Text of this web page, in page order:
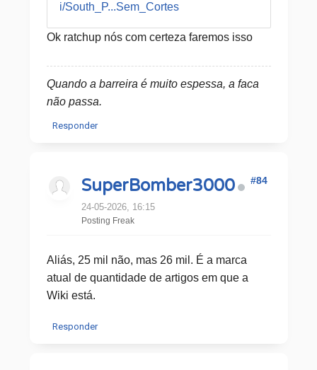
i/South_P...Sem_Cortes
Ok ratchup nós com certeza faremos isso
Quando a barreira é muito espessa, a faca
não passa.
Responder
SuperBomber3000
24-05-2026, 16:15
Posting Freak
#84
Aliás, 25 mil não, mas 26 mil. É a marca
atual de quantidade de artigos em que a
Wiki está.
Responder